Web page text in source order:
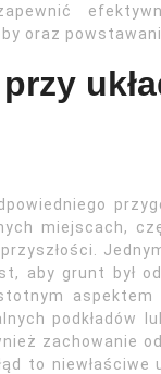
oraz
miejscach,
aby grunt był
aspektem
podkładów
zachowanie
to